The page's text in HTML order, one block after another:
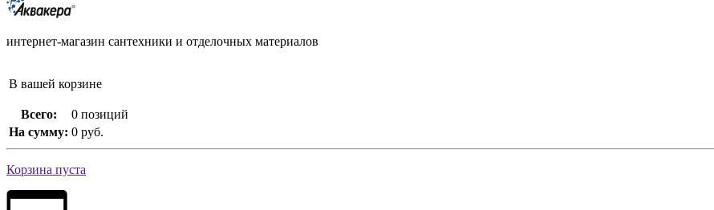
интернет-магазин сантехники и отделочных материалов
В вашей корзине
Всего:
0 позиций
На сумму: 0 руб.
Корзина пуста